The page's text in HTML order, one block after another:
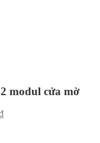
modul cửa mờ